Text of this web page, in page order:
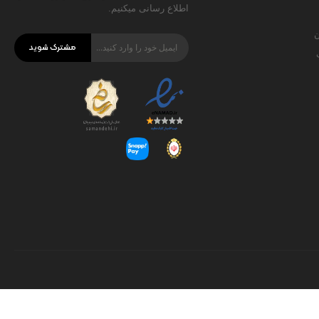
اطلاع رسانی میکنیم.
مشترک شوید